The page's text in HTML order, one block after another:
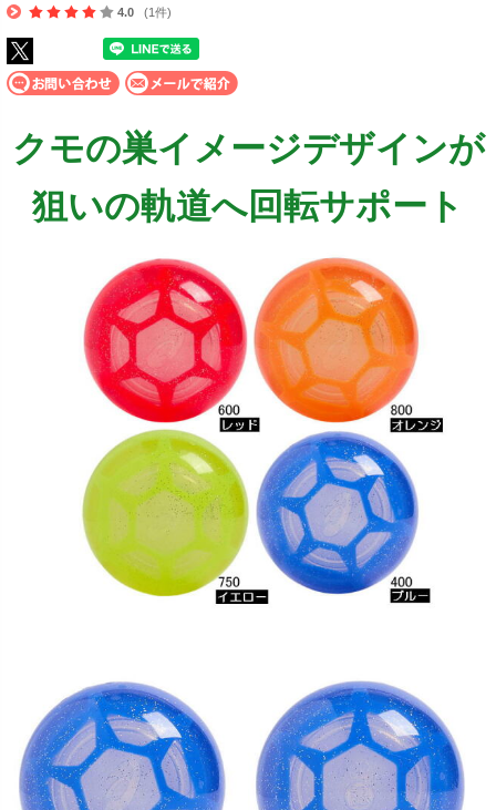
4.0
(1件)
クモの巣イメージデザインが
狙いの軌道へ回転サポート